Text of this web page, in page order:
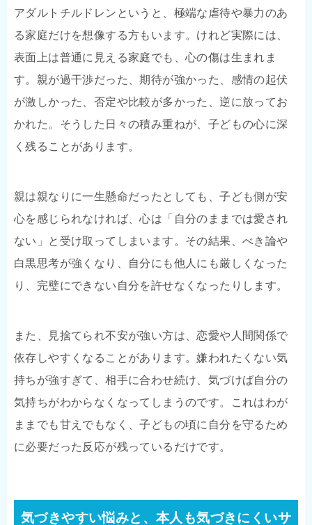
アダルトチルドレンというと、極端な虐待や暴力のあ
る家庭だけを想像する方もいます。けれど実際には、
表面上は普通に見える家庭でも、心の傷は生まれま
す。親が過干渉だった、期待が強かった、感情の起伏
が激しかった、否定や比較が多かった、逆に放ってお
かれた。そうした日々の積み重ねが、子どもの心に深
く残ることがあります。
親は親なりに一生懸命だったとしても、子ども側が安
心を感じられなければ、心は「自分のままでは愛され
ない」と受け取ってしまいます。その結果、べき論や
白黒思考が強くなり、自分にも他人にも厳しくなった
り、完璧にできない自分を許せなくなったりします。
また、見捨てられ不安が強い方は、恋愛や人間関係で
依存しやすくなることがあります。嫌われたくない気
持ちが強すぎて、相手に合わせ続け、気づけば自分の
気持ちがわからなくなってしまうのです。これはわが
ままでも甘えでもなく、子どもの頃に自分を守るため
に必要だった反応が残っているだけです。
気づきやすい悩みと、本人も気づきにくいサ